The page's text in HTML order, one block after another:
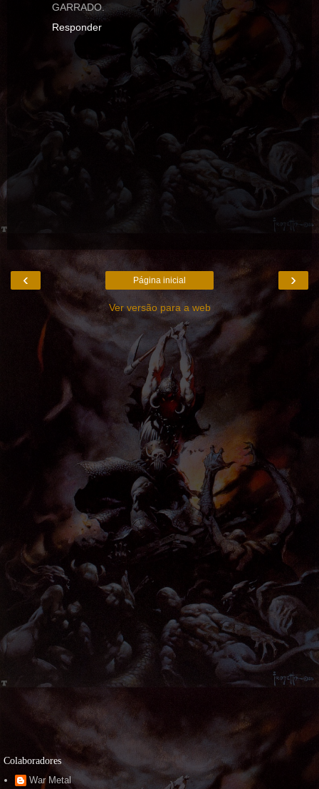
GARRADO.
Responder
‹ ›
Página inicial
Ver versão para a web
Colaboradores
War Metal